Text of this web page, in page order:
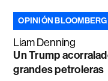
OPINIÓN BLOOMBERG
Liam Denning
Un Trump
grandes petroleras